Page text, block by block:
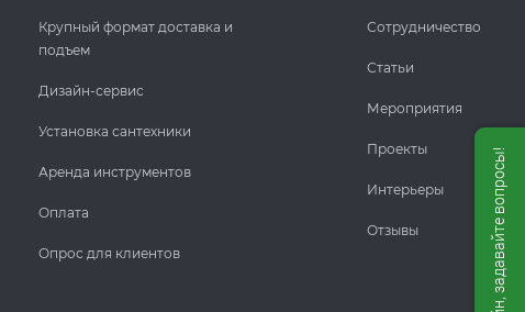
Крупный формат доставка и
подъем
Дизайн-сервис
Установка сантехники
Аренда инструментов
Оплата
Опрос для клиентов
Сотрудничество
Статьи
Мероприятия
Проекты
Интерьеры
Отзывы Мы онлайн, задавайте вопросы!